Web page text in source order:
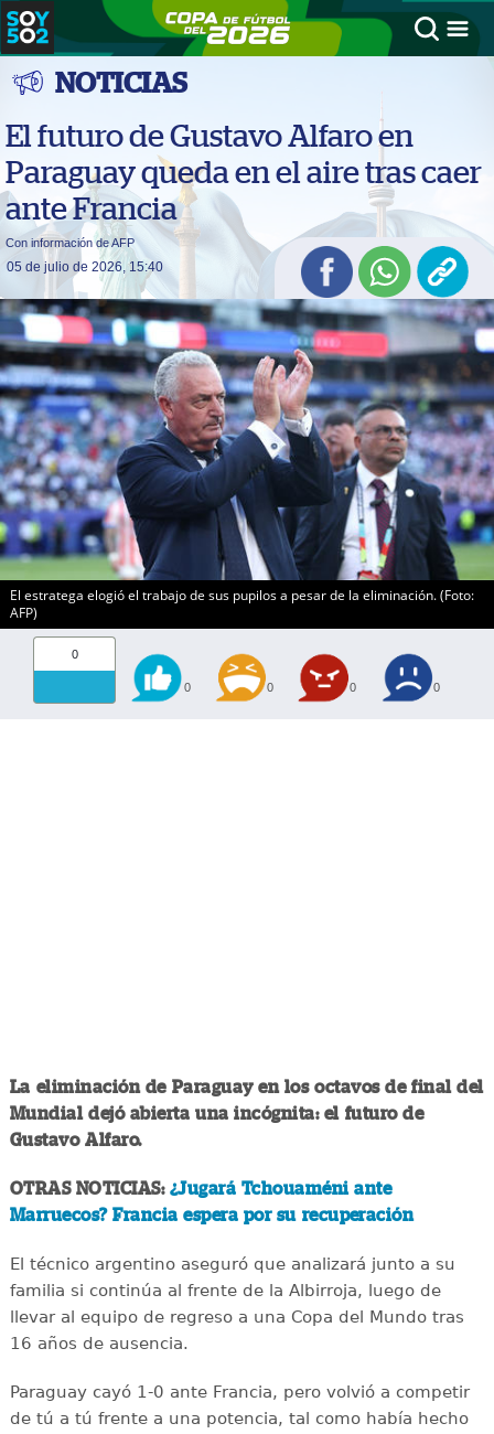
NOTICIAS
El futuro de Gustavo Alfaro en
Paraguay queda en el aire tras caer
ante Francia
Con información de AFP
05 de julio de 2026, 15:40
El estratega elogió el trabajo de sus pupilos a pesar de la eliminación. (Foto:
AFP)
0
0 0 0 0
La eliminación de Paraguay en los octavos de final del
Mundial dejó abierta una incógnita: el futuro de
Gustavo Alfaro.
OTRAS NOTICIAS: ¿Jugará Tchouaméni ante
Marruecos? Francia espera por su recuperación
El técnico argentino aseguró que analizará junto a su
familia si continúa al frente de la Albirroja, luego de
llevar al equipo de regreso a una Copa del Mundo tras
16 años de ausencia.
Paraguay cayó 1-0 ante Francia, pero volvió a competir
de tú a tú frente a una potencia, tal como había hecho